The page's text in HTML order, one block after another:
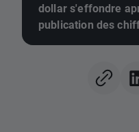
dollar s'effondre
publication des